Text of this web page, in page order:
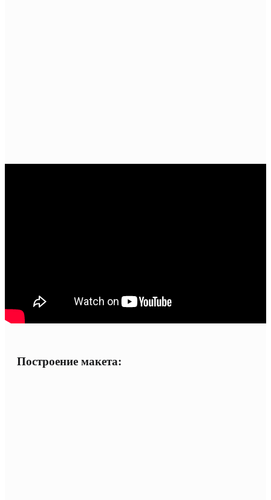
Построение макета: